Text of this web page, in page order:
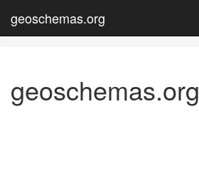
geoschemas.org
geoschemas.org